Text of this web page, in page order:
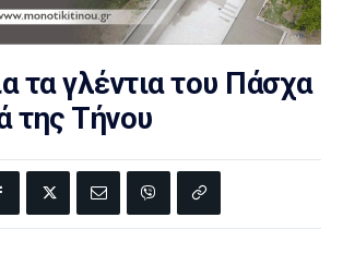
τα γλέντια του Πάσχα
της Τήνου